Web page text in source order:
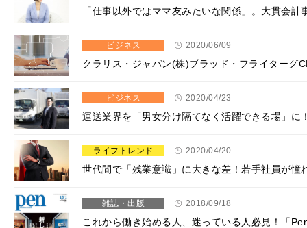
「仕事以外ではママ友みたいな関係」。大貫会
ビジネス 2020/06/09
クラリス・ジャパン(株)ブラッド・フライターグ
ビジネス 2020/04/23
運送業界を「男女分け隔てなく活躍できる場」に
ライフトレンド 2020/04/20
世代間で「残業意識」に大きな差！若手社員が
雑誌・出版 2018/09/18
これから働き始める人、迷っている人必見！「